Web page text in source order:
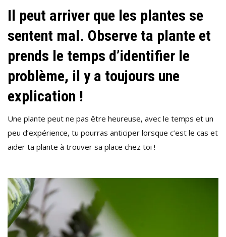
Il peut arriver que les plantes se
sentent mal. Observe ta plante et
prends le temps d’identifier le
problème, il y a toujours une
explication !
Une plante peut ne pas être heureuse, avec le temps et un
peu d’expérience, tu pourras anticiper lorsque c’est le cas et
aider ta plante à trouver sa place chez toi !